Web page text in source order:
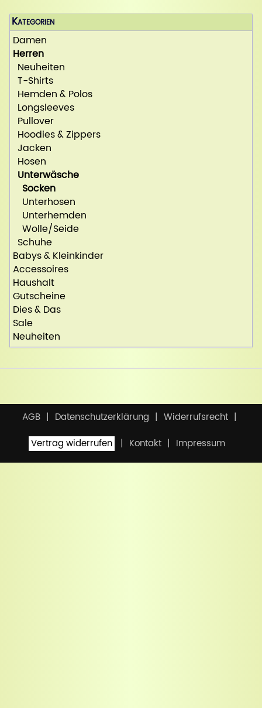
Kategorien
Damen
Herren
Neuheiten
T-Shirts
Hemden & Polos
Longsleeves
Pullover
Hoodies & Zippers
Jacken
Hosen
Unterwäsche
Socken
Unterhosen
Unterhemden
Wolle/Seide
Schuhe
Babys & Kleinkinder
Accessoires
Haushalt
Gutscheine
Dies & Das
Sale
Neuheiten
AGB Datenschutzerklärung
Widerrufsrecht
Vertrag widerrufen
Kontakt Impressum